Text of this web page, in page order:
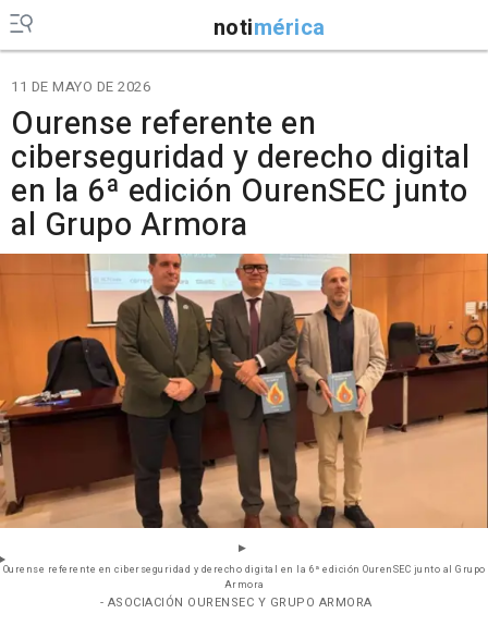
notimérica
11 DE MAYO DE 2026
Ourense referente en
ciberseguridad y derecho digital
en la 6ª edición OurenSEC junto
al Grupo Armora
Ourense referente en ciberseguridad y derecho digital en la 6ª edición OurenSEC junto al Grupo
Armora
- ASOCIACIÓN OURENSEC Y GRUPO ARMORA